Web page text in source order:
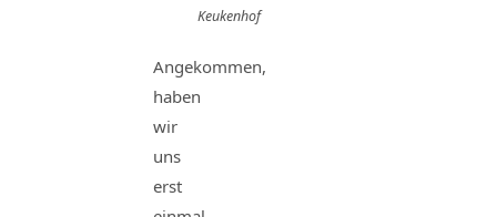
Keukenhof
Angekommen,
haben
wir
uns
erst